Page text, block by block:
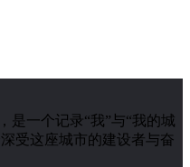
是一个记录“我”与“我的城
受这座城市的建设者与奋